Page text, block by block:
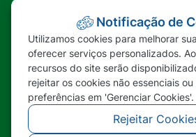
Transparência
Ouvidoria
SIC
Notificação de
Utilizamos cookies para melhorar
oferecer serviços personalizados.
recursos do site serão
rejeitar os cookies não essenciais
preferências em 'Gerenciar Cookies'.
Rejeitar